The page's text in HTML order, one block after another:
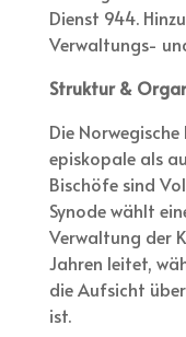
Dienst 944.
Verwaltungs-
Struktur &
Die
episkopale als
Bischöfe sind
Synode wählt
Verwaltung der
Jahren leitet,
die Aufsicht
ist.